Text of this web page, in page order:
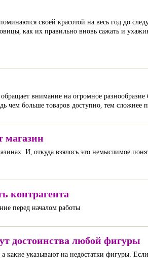
своей красотой на весь год до
как их правильно вновь сажать и
внимание на огромное
чем больше товаров доступно, тем сложнее
магазин
И, откуда взялось это немыслимое
контрагента
перед началом работы
достоинства любой фигуры
указывают на недостатки фигуры.